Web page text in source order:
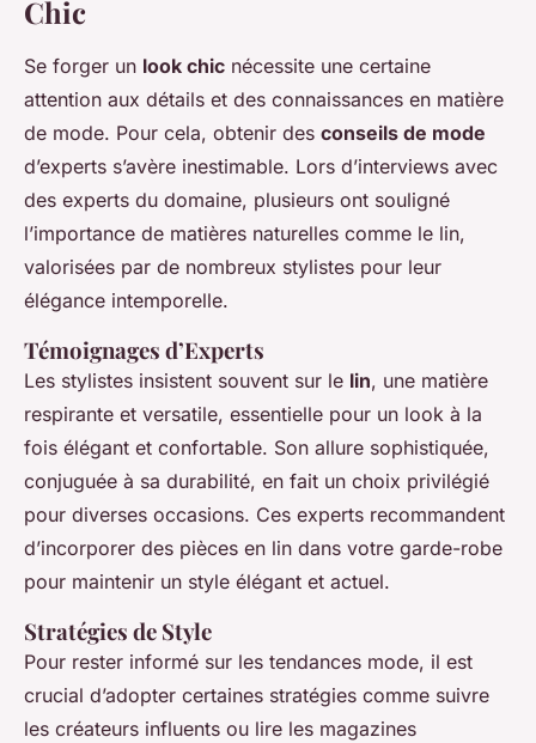
Chic
Se forger un look chic nécessite une certaine
attention aux détails et des connaissances en matière
de mode. Pour cela, obtenir des conseils de mode
d’experts s’avère inestimable. Lors d’interviews avec
des experts du domaine, plusieurs ont souligné
l’importance de matières naturelles comme le lin,
valorisées par de nombreux stylistes pour leur
élégance intemporelle.
Témoignages d’Experts
Les stylistes insistent souvent sur le lin, une matière
respirante et versatile, essentielle pour un look à la
fois élégant et confortable. Son allure sophistiquée,
conjuguée à sa durabilité, en fait un choix privilégié
pour diverses occasions. Ces experts recommandent
d’incorporer des pièces en lin dans votre garde-robe
pour maintenir un style élégant et actuel.
Stratégies de Style
Pour rester informé sur les tendances mode, il est
crucial d’adopter certaines stratégies comme suivre
les créateurs influents ou lire les magazines